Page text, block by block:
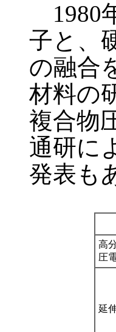
1980
子と、
の融合
材料の
複合物
通研に
発表も
高
圧
延